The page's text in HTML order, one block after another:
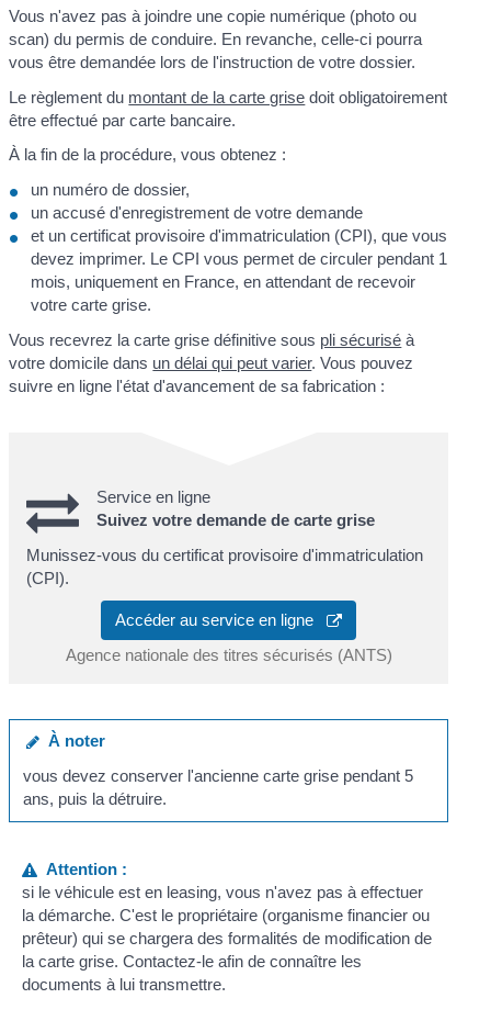
Vous n'avez pas à joindre une copie numérique (photo ou
scan) du permis de conduire. En revanche, celle-ci pourra
vous être demandée lors de l'instruction de votre dossier.
Le règlement du montant de la carte grise doit obligatoirement
être effectué par carte bancaire.
À la fin de la procédure, vous obtenez :
un numéro de dossier,
un accusé d'enregistrement de votre demande
et un certificat provisoire d'immatriculation (CPI), que vous
devez imprimer. Le CPI vous permet de circuler pendant 1
mois, uniquement en France, en attendant de recevoir
votre carte grise.
Vous recevrez la carte grise définitive sous pli sécurisé à
votre domicile dans un délai qui peut varier. Vous pouvez
suivre en ligne l'état d'avancement de sa fabrication :
Service en ligne
Suivez votre demande de carte grise
Munissez-vous du certificat provisoire d'immatriculation
(CPI).
Accéder au service en ligne
Agence nationale des titres sécurisés (ANTS)
À noter
vous devez conserver l'ancienne carte grise pendant 5
ans, puis la détruire.
Attention :
si le véhicule est en leasing, vous n'avez pas à effectuer
la démarche. C'est le propriétaire (organisme financier ou
prêteur) qui se chargera des formalités de modification de
la carte grise. Contactez-le afin de connaître les
documents à lui transmettre.